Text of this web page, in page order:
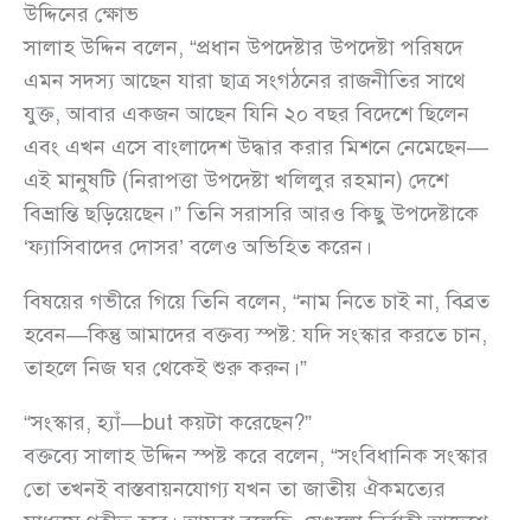
উদ্দিনের ক্ষোভ
সালাহ উদ্দিন বলেন, “প্রধান উপদেষ্টার উপদেষ্টা পরিষদে
এমন সদস্য আছেন যারা ছাত্র সংগঠনের রাজনীতির সাথে
যুক্ত, আবার একজন আছেন যিনি ২০ বছর বিদেশে ছিলেন
এবং এখন এসে বাংলাদেশ উদ্ধার করার মিশনে নেমেছেন—
এই মানুষটি (নিরাপত্তা উপদেষ্টা খলিলুর রহমান) দেশে
বিভ্রান্তি ছড়িয়েছেন।” তিনি সরাসরি আরও কিছু উপদেষ্টাকে
‘ফ্যাসিবাদের দোসর’ বলেও অভিহিত করেন।
বিষয়ের গভীরে গিয়ে তিনি বলেন, “নাম নিতে চাই না, বিব্রত
হবেন—কিন্তু আমাদের বক্তব্য স্পষ্ট: যদি সংস্কার করতে চান,
তাহলে নিজ ঘর থেকেই শুরু করুন।”
“সংস্কার, হ্যাঁ—but কয়টা করেছেন?”
বক্তব্যে সালাহ উদ্দিন স্পষ্ট করে বলেন, “সংবিধানিক সংস্কার
তো তখনই বাস্তবায়নযোগ্য যখন তা জাতীয় ঐকমত্যের